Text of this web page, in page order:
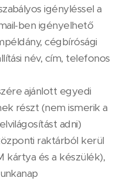
igényléssel a
ben igényelhető
cégbírósági
név, cím, telefonos
ajánlott egyedi
részt (nem ismerik a
adni)
raktárból kerül
kártya és a készülék),